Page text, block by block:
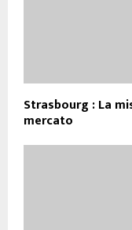
Strasbourg : La
mercato